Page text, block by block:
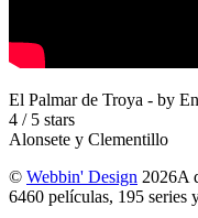
El Palmar de Troya - by
4 / 5 stars
Alonsete y Clementillo
© Webbin' Design 2026A
6460 películas, 195 series